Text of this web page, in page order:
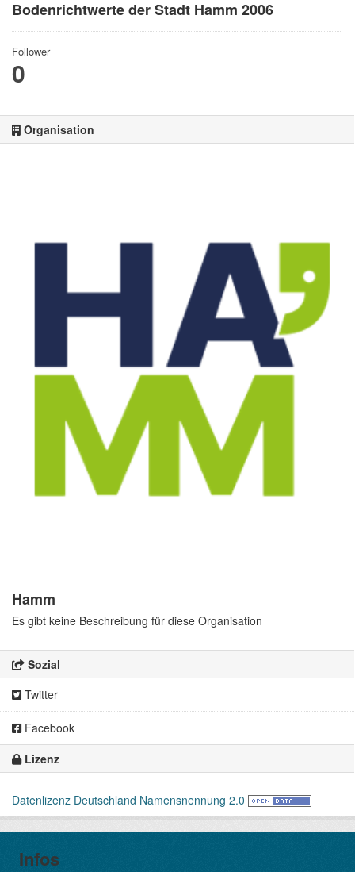
Bodenrichtwerte der Stadt Hamm 2006
Follower
0
Organisation
Hamm
Es gibt keine Beschreibung für diese Organisation
Sozial
Twitter
Facebook
Lizenz
Datenlizenz Deutschland Namensnennung 2.0
Infos